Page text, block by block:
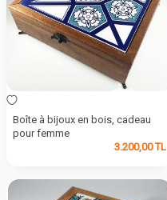
Boîte à bijoux en bois, cadeau
pour femme
3.200,00TL